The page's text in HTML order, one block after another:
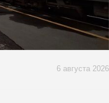
6 августа 2026